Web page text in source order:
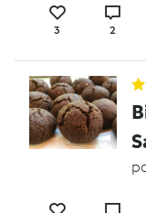
3 2